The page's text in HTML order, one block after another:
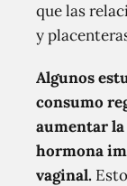
que las
y
Algunos
consumo
aumentar
hormona
vaginal.